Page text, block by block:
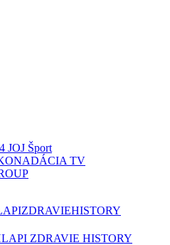
JOJ Šport
NADÁCIA TV
ZDRAVIEHISTORY
ZDRAVIE HISTORY